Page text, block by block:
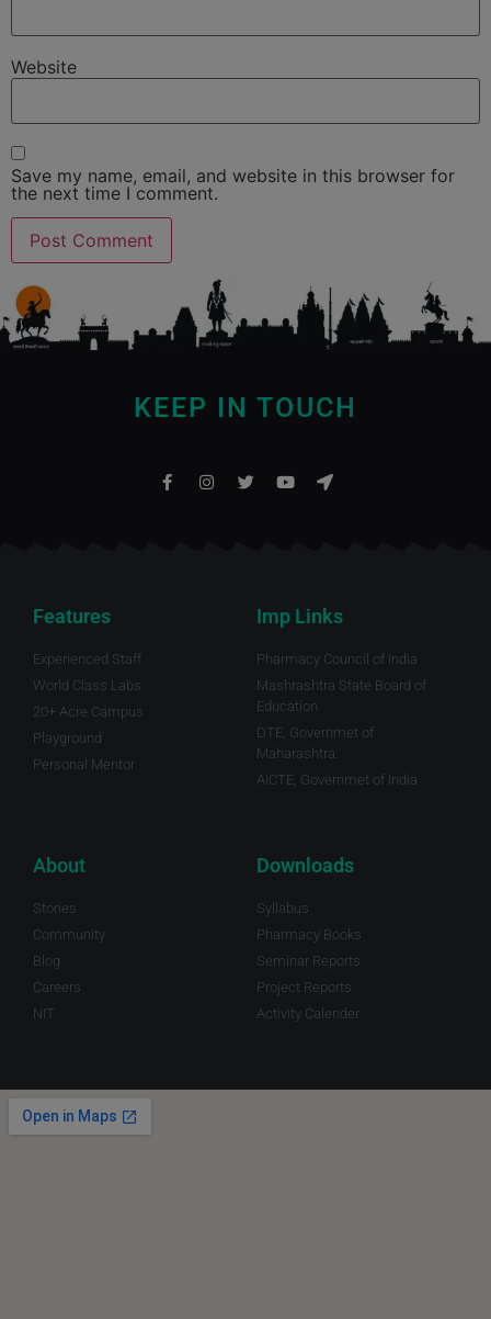
Website
Save my name, email, and website in this browser for
the next time I comment.
KEEP IN TOUCH
Features
Experienced Staff
World Class Labs
20+ Acre Campus
Playground
Personal Mentor
Imp Links
Pharmacy Council of India
Mashrashtra State Board of
Education
DTE, Governmet of
Maharashtra.
AICTE, Governmet of India
About
Stories
Community
Blog
Careers
NIT
Downloads
Syllabus
Pharmacy Books
Seminar Reports
Project Reports
Activity Calender